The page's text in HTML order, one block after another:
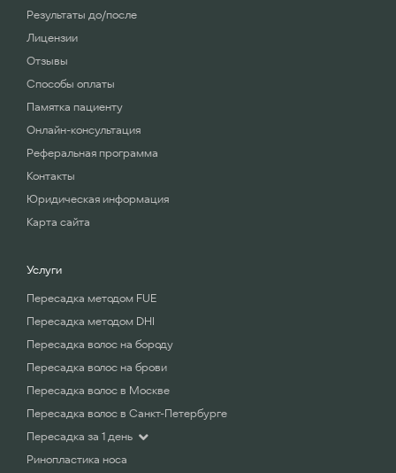
Результаты до/после
Лицензии
Отзывы
Способы оплаты
Памятка пациенту
Онлайн-консультация
Реферальная программа
Контакты
Юридическая информация
Карта сайта
Услуги
Пересадка методом FUE
Пересадка методом DHI
Пересадка волос на бороду
Пересадка волос на брови
Пересадка волос в Москве
Пересадка волос в Санкт-Петербурге
Пересадка за 1 день
Ринопластика носа